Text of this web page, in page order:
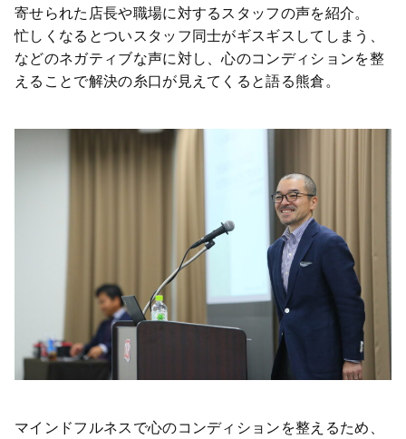
寄せられた店長や職場に対するスタッフの声を紹介。
忙しくなるとついスタッフ同士がギスギスしてしまう、
などのネガティブな声に対し、心のコンディションを整
えることで解決の糸口が見えてくると語る熊倉。
マインドフルネスで心のコンディションを整えるため、